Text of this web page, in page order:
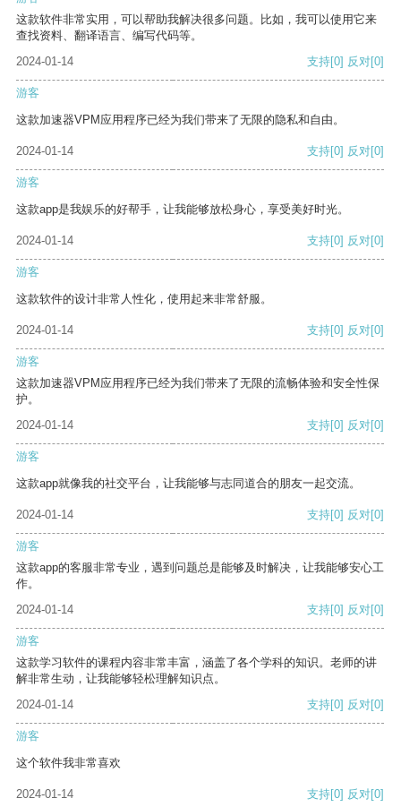
这款软件非常实用，可以帮助我解决很多问题。比如，我可以使用它来
查找资料、翻译语言、编写代码等。
2024-01-14
支持[0] 反对[0]
游客
这款加速器VPM应用程序已经为我们带来了无限的隐私和自由。
2024-01-14 支持[0] 反对[0]
游客
这款app是我娱乐的好帮手，让我能够放松身心，享受美好时光。
2024-01-14 支持[0] 反对[0]
游客
这款软件的设计非常人性化，使用起来非常舒服。
2024-01-14 支持[0] 反对[0]
游客
这款加速器VPM应用程序已经为我们带来了无限的流畅体验和安全性保
护。
2024-01-14
支持[0] 反对[0]
游客
这款app就像我的社交平台，让我能够与志同道合的朋友一起交流。
2024-01-14 支持[0] 反对[0]
游客
这款app的客服非常专业，遇到问题总是能够及时解决，让我能够安心工
作。
2024-01-14
支持[0] 反对[0]
游客
这款学习软件的课程内容非常丰富，涵盖了各个学科的知识。老师的讲
解非常生动，让我能够轻松理解知识点。
2024-01-14
支持[0] 反对[0]
游客
这个软件我非常喜欢
2024-01-14 支持[0] 反对[0]